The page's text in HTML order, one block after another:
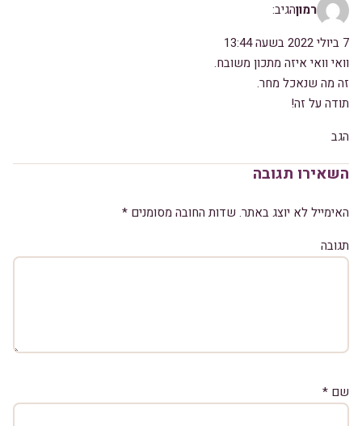
רמוןהגיב:
7 ביולי 2022 בשעה 13:44
וואי וואי איזה מתכון משובח.
זה מה שנאכל מחר.
תודה על זה!
הגב
השאירו תגובה
האימייל לא יוצג באתר. שדות החובה מסומנים *
תגובה
שם *